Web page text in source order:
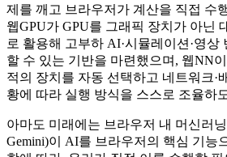
제를 깨고 브라우저가 계산을 직접 수
웹GPU가 GPU를 그래픽 장치가 아닌
로 활용해 고부하 AI·시뮬레이션·영상
할 수 있는 기반을 마련했으며, 웹NN이
적의 장치를 자동 선택하고 네트워크·
황에 따라 실행 방식을 스스로 조율하
아마도 미래에는 브라우저 내 머신러
Gemini)이 AI를 브라우저의 핵심 기능